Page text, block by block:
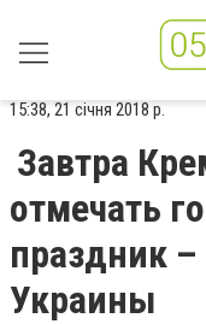
15:38, 21 січня 2018 р.
Завтра
отмечать
праздник
Украины